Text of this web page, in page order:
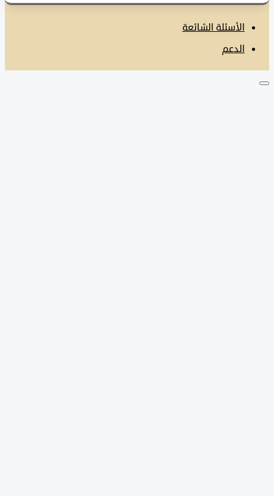
الأسئلة الشائعة
الدعم